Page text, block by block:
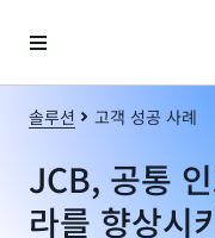
솔루션 고객 성공 사례
JCB, 공통
라를 향상시